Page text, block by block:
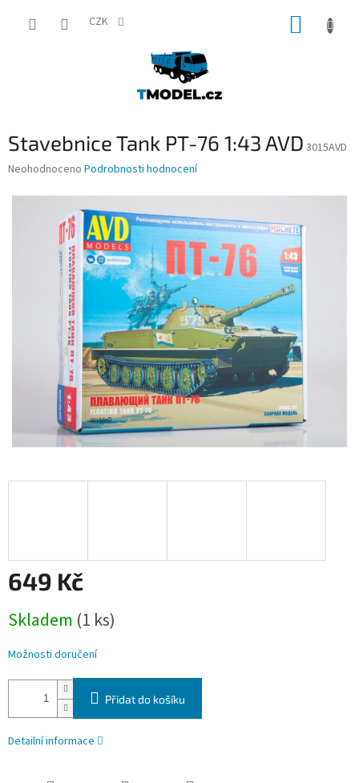
CZK
Stavebnice Tank PT-76 1:43 AVD 3015AVD
Průměrné
produktu
Neohodnoceno Podrobnosti hodnocení
649 Kč
cena:
Skladem (1 ks)
Možnosti doručení
Přidat do košíku
Detailní informace